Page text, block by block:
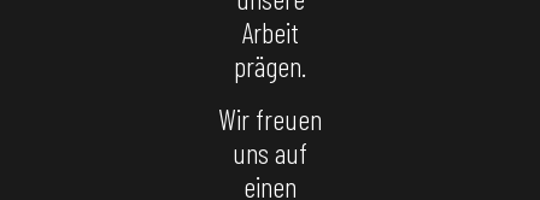
Arbeit
prägen.
Wir freuen
uns auf
einen